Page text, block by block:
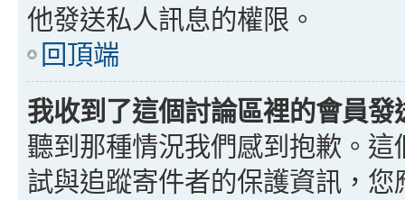
他發送私人訊息的權限。
回頂端
我收到了這個討論區裡的會員
聽到那種情況我們感到抱歉。
試與追蹤寄件者的保護資訊，